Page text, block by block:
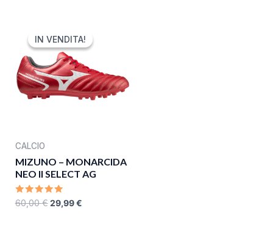
IN VENDITA!
IN VENDITA!
CALCIO
MIZUNO – MONARCIDA
NEO II SELECT AG
RATED
0
60,00€
PRICE
WAS:
60,00 €.
29,99€
PRICE
IS: